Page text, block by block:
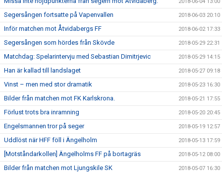
Segersången fortsatte på Vapenvallen 2018-06-03 20:10
Inför matchen mot Åtvidabergs FF 2018-06-02 17:33
Segersången som hördes från Skövde 2018-05-29 22:31
Matchdag: Spelarintervju med Sebastian Dimitrjevic 2018-05-29 14:15
Han är kallad till landslaget 2018-05-27 09:18
Vinst – men med stor dramatik 2018-05-23 16:30
Bilder från matchen mot FK Karlskrona. 2018-05-21 17:55
Förlust trots bra inramning 2018-05-20 20:45
Engelsmannen tror på seger 2018-05-19 12:57
Uddlöst när HFF föll i Ängelholm 2018-05-13 17:59
[Motståndarkollen] Ängelholms FF på bortagräs 2018-05-12 08:00
Bilder från matchen mot Ljungskile SK 2018-05-07 16:30